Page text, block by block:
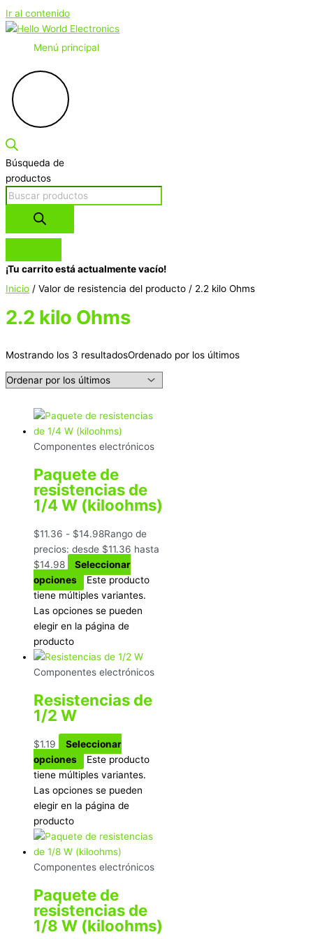
Ir al contenido
Menú principal
Búsqueda de
productos
¡Tu carrito está actualmente vacío!
Inicio / Valor de resistencia del producto / 2.2 kilo Ohms
2.2 kilo Ohms
Mostrando los 3 resultadosOrdenado por los últimos
Componentes electrónicos
Paquete de
resistencias de
1/4 W (kiloohms)
$11.36 - $14.98Rango de
precios: desde $11.36 hasta
$14.98
Seleccionar
opciones
Este producto
tiene múltiples variantes.
Las opciones se pueden
elegir en la página de
producto
Componentes electrónicos
Resistencias de
1/2 W
$1.19
Seleccionar
opciones
Este producto
tiene múltiples variantes.
Las opciones se pueden
elegir en la página de
producto
Componentes electrónicos
Paquete de
resistencias de
1/8 W (kiloohms)